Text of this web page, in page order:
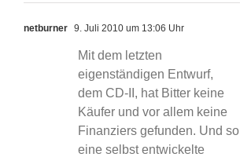
netburner 9. Juli 2010 um 13:06 Uhr
Mit dem letzten
eigenständigen Entwurf,
dem CD-II, hat Bitter keine
Käufer und vor allem keine
Finanziers gefunden. Und so
eine selbst entwickelte